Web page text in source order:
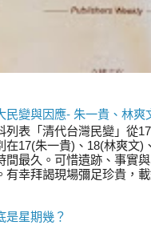
民變與因應- 朱一貴、林爽
列表「清代台灣民變」從
在17(朱一貴)、18(林爽文)
間最久。可惜遺跡、事實
有幸拜謁現場彌足珍貴，
是星期幾？